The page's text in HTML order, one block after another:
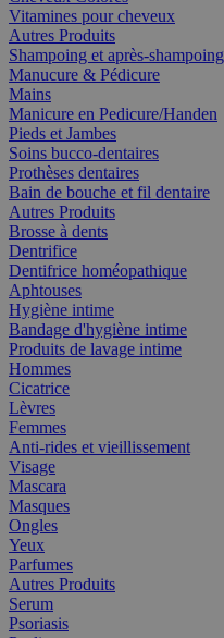
Vitamines pour cheveux
Autres Produits
Shampoing et après-shampoing
Manucure & Pédicure
Mains
Manicure en Pedicure/Handen
Pieds et Jambes
Soins bucco-dentaires
Prothèses dentaires
Bain de bouche et fil dentaire
Autres Produits
Brosse à dents
Dentrifice
Dentifrice homéopathique
Aphtouses
Hygiène intime
Bandage d'hygiène intime
Produits de lavage intime
Hommes
Cicatrice
Lèvres
Femmes
Anti-rides et vieillissement
Visage
Mascara
Masques
Ongles
Yeux
Parfumes
Autres Produits
Serum
Psoriasis